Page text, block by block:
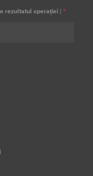
rezultatul operației) *